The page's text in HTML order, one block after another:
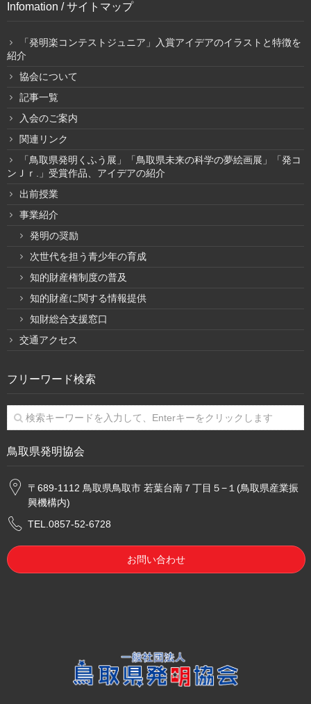
Infomation / サイトマップ
「発明楽コンテストジュニア」入賞アイデアのイラストと特徴を
紹介
協会について
記事一覧
入会のご案内
関連リンク
「鳥取県発明くふう展」「鳥取県未来の科学の夢絵画展」「発コ
ンＪｒ.」受賞作品、アイデアの紹介
出前授業
事業紹介
発明の奨励
次世代を担う青少年の育成
知的財産権制度の普及
知的財産に関する情報提供
知財総合支援窓口
交通アクセス
フリーワード検索
鳥取県発明協会
〒689-1112 鳥取県鳥取市 若葉台南７丁目５−１(鳥取県産業振
興機構内)
TEL.0857-52-6728
お問い合わせ